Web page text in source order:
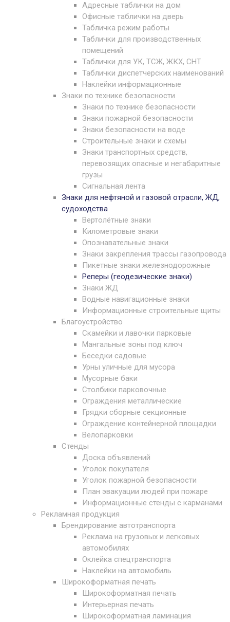
Адресные таблички на дом
Офисные таблички на дверь
Табличка режим работы
Таблички для производственных
помещений
Таблички для УК, ТСЖ, ЖКХ, СНТ
Таблички диспетчерских наименований
Наклейки информационные
Знаки по технике безопасности
Знаки по технике безопасности
Знаки пожарной безопасности
Знаки безопасности на воде
Строительные знаки и схемы
Знаки транспортных средств,
перевозящих опасные и негабаритные
грузы
Сигнальная лента
Знаки для нефтяной и газовой отрасли, ЖД,
судоходства
Вертолётные знаки
Километровые знаки
Опознавательные знаки
Знаки закрепления трассы газопровода
Пикетные знаки железнодорожные
Реперы (геодезические знаки)
Знаки ЖД
Водные навигационные знаки
Информационные строительные щиты
Благоустройство
Скамейки и лавочки парковые
Мангальные зоны под ключ
Беседки садовые
Урны уличные для мусора
Мусорные баки
Столбики парковочные
Ограждения металлические
Грядки сборные секционные
Ограждение контейнерной площадки
Велопарковки
Стенды
Доска объявлений
Уголок покупателя
Уголок пожарной безопасности
План эвакуации людей при пожаре
Информационные стенды с карманами
Рекламная продукция
Брендирование автотранспорта
Реклама на грузовых и легковых
автомобилях
Оклейка спецтранспорта
Наклейки на автомобиль
Широкоформатная печать
Широкоформатная печать
Интерьерная печать
Широкоформатная ламинация